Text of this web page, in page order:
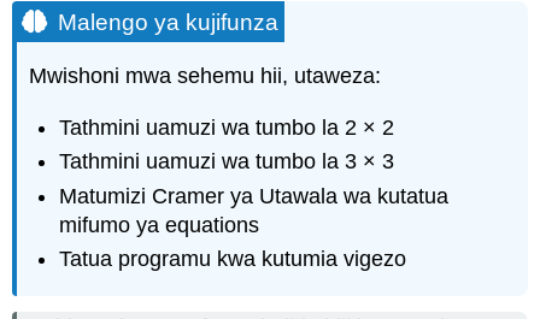
Malengo ya kujifunza
Mwishoni mwa sehemu hii, utaweza:
Tathmini uamuzi wa tumbo la 2 × 2
Tathmini uamuzi wa tumbo la 3 × 3
Matumizi Cramer ya Utawala wa kutatua
mifumo ya equations
Tatua programu kwa kutumia vigezo